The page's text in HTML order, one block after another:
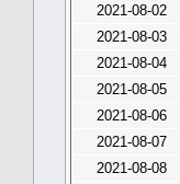
2021-08-02
2021-08-03
2021-08-04
2021-08-05
2021-08-06
2021-08-07
2021-08-08